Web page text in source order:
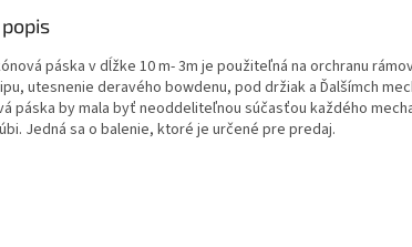
páska v dĺžke 10 m- 3m je použiteľná na orchranu
utesnenie deravého bowdenu, pod držiak a Ďalšímch
páska by mala byť neoddeliteľnou súčasťou každého
Jedná sa o balenie, ktoré je určené pre predaj.